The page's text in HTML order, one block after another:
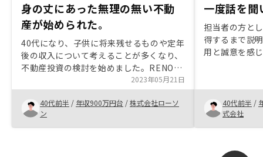
身の丈にあった無理の無い不動
産が始められた。
40代になり、子供に将来残せるものや定年
後の収入について考えることが多くなり、
不動産投資の検討を始めました。RENOSY
の管理プランは、自分が不動産投資に感じ
たリスクを小さくできると感じています。
不動産投資を始められて、将来の不安要素
の一つが解決できたような気がしていま
す。
2023年05月21日
40代前半 / 年収900万円台 /株式会社ローソ
ン
一度話を聞
担当者の方と
得するまで説
用と誠意を感
いと思って少
が、今では恥
40代前半 /
式会社